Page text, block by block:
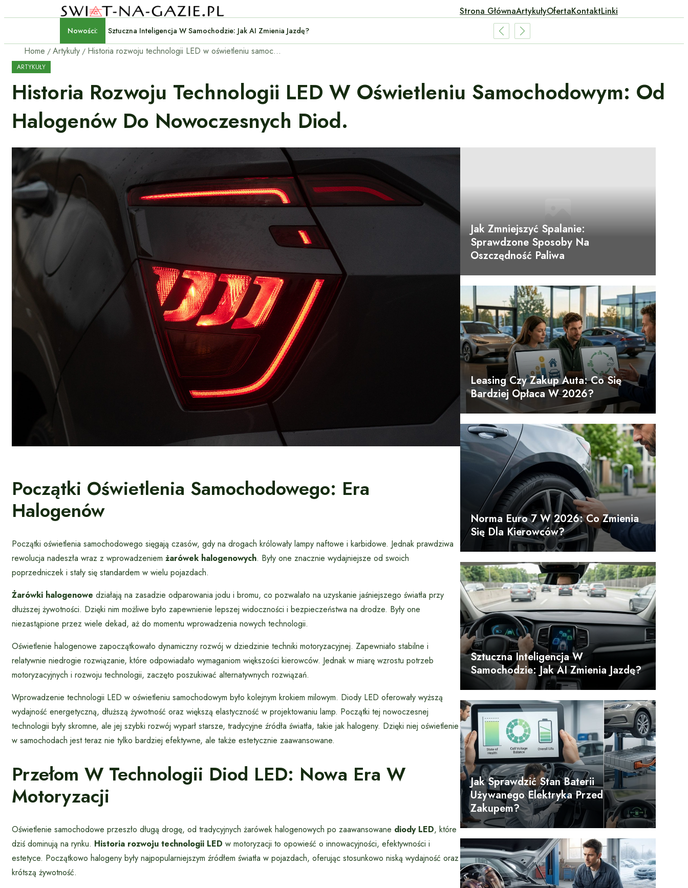
Strona GłównaArtykułyOfertaKontaktLinki
Nowości: Sztuczna Inteligencja W Samochodzie: Jak AI Zmienia Jazdę?
Home Artykuły Historia rozwoju technologii LED w oświetleniu samochodowym: Od halogenów do nowoczesnych diod.
ARTYKUŁY
Historia Rozwoju Technologii LED W Oświetleniu Samochodowym: Od
Halogenów Do Nowoczesnych Diod.
Początki Oświetlenia Samochodowego: Era
Halogenów
Początki oświetlenia samochodowego sięgają czasów, gdy na drogach królowały lampy naftowe i karbidowe. Jednak prawdziwa
rewolucja nadeszła wraz z wprowadzeniem żarówek halogenowych. Były one znacznie wydajniejsze od swoich
poprzedniczek i stały się standardem w wielu pojazdach.
Żarówki halogenowe działają na zasadzie odparowania jodu i bromu, co pozwalało na uzyskanie jaśniejszego światła przy
dłuższej żywotności. Dzięki nim możliwe było zapewnienie lepszej widoczności i bezpieczeństwa na drodze. Były one
niezastąpione przez wiele dekad, aż do momentu wprowadzenia nowych technologii.
Oświetlenie halogenowe zapoczątkowało dynamiczny rozwój w dziedzinie techniki motoryzacyjnej. Zapewniało stabilne i
relatywnie niedrogie rozwiązanie, które odpowiadało wymaganiom większości kierowców. Jednak w miarę wzrostu potrzeb
motoryzacyjnych i rozwoju technologii, zaczęto poszukiwać alternatywnych rozwiązań.
Wprowadzenie technologii LED w oświetleniu samochodowym było kolejnym krokiem milowym. Diody LED oferowały wyższą
wydajność energetyczną, dłuższą żywotność oraz większą elastyczność w projektowaniu lamp. Początki tej nowoczesnej
technologii były skromne, ale jej szybki rozwój wyparł starsze, tradycyjne źródła światła, takie jak halogeny. Dzięki niej oświetlenie
w samochodach jest teraz nie tylko bardziej efektywne, ale także estetycznie zaawansowane.
Przełom W Technologii Diod LED: Nowa Era W
Motoryzacji
Oświetlenie samochodowe przeszło długą drogę, od tradycyjnych żarówek halogenowych po zaawansowane diody LED, które
dziś dominują na rynku. Historia rozwoju technologii LED w motoryzacji to opowieść o innowacyjności, efektywności i
estetyce. Początkowo halogeny były najpopularniejszym źródłem światła w pojazdach, oferując stosunkowo niską wydajność oraz
krótszą żywotność.
Jak Zmniejszyć Spalanie:
Sprawdzone Sposoby Na
Oszczędność Paliwa
Leasing Czy Zakup Auta: Co Się
Bardziej Opłaca W 2026?
Norma Euro 7 W 2026: Co Zmienia
Się Dla Kierowców?
Sztuczna Inteligencja W
Samochodzie: Jak AI Zmienia Jazdę?
Jak Sprawdzić Stan Baterii
Używanego Elektryka Przed
Zakupem?